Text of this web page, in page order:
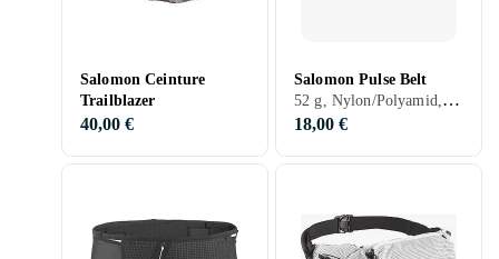
Salomon Ceinture
Trailblazer
40,00 €
Salomon Pulse Belt
52 g, Nylon/Polyamid, Réflecteurs, Porte-bouteille, Etanche, Également indiqué comme sac en bandoulière, 0.79 litre
18,00 €